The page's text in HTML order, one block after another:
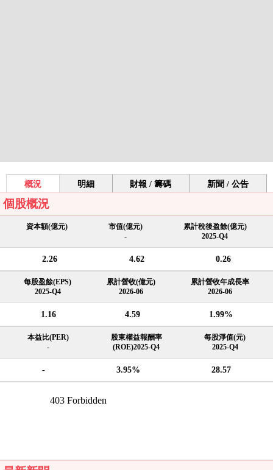
概況 明細 財報 / 籌碼 新聞 / 公告
個股概況
資本額(億元)
市值(億元)
-
累計稅後盈餘(億元)
2025-Q4
2.26 4.62 0.26
每股盈餘(EPS)
2025-Q4
累計營收(億元)
2026-06
累計營收年成長率
2026-06
1.16 4.59 1.99%
本益比(PER)
-
股東權益報酬率
(ROE)2025-Q4
每股淨值(元)
2025-Q4
- 3.95% 28.57